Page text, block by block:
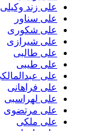
علی زند وکیلی
علی سناور
علی شکوری
علی شیرازی
علی طالبی
علی طیبی
علی
علی فراهانی
علی لهراسبی
علی مرتضوی
علی ملکی